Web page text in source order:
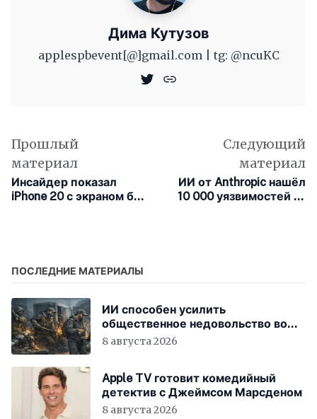
Дима Кутузов
applespbevent[@]gmail.com | tg: @ncuKC
Прошлый
материал
Инсайдер показал
iPhone 20 с экраном без
Следующий
материал
ИИ от Anthropic нашёл
10 000 уязвимостей за
ПОСЛЕДНИЕ МАТЕРИАЛЫ
ИИ способен усилить
общественное недовольство во
всём мире
8 августа 2026
Apple TV готовит комедийный
детектив с Джеймсом Марсденом
8 августа 2026